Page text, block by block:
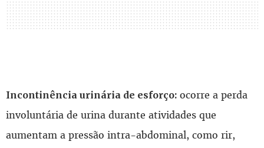
Incontinência urinária de esforço: ocorre a perda
involuntária de urina durante atividades que
aumentam a pressão intra-abdominal, como rir,